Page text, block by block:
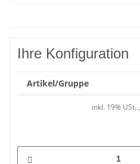
Ihre Konfiguration
Artikel/Gruppe
inkl. 19% USt. ,